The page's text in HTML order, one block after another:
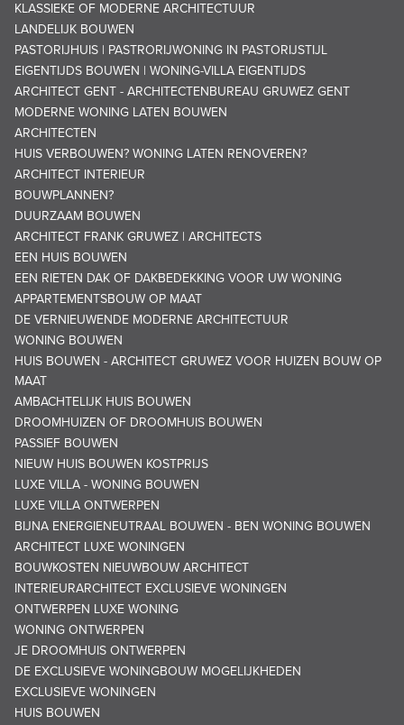
KLASSIEKE OF MODERNE ARCHITECTUUR
LANDELIJK BOUWEN
PASTORIJHUIS | PASTRORIJWONING IN PASTORIJSTIJL
EIGENTIJDS BOUWEN | WONING-VILLA EIGENTIJDS
ARCHITECT GENT - ARCHITECTENBUREAU GRUWEZ GENT
MODERNE WONING LATEN BOUWEN
ARCHITECTEN
HUIS VERBOUWEN? WONING LATEN RENOVEREN?
ARCHITECT INTERIEUR
BOUWPLANNEN?
DUURZAAM BOUWEN
ARCHITECT FRANK GRUWEZ | ARCHITECTS
EEN HUIS BOUWEN
EEN RIETEN DAK OF DAKBEDEKKING VOOR UW WONING
APPARTEMENTSBOUW OP MAAT
DE VERNIEUWENDE MODERNE ARCHITECTUUR
WONING BOUWEN
HUIS BOUWEN - ARCHITECT GRUWEZ VOOR HUIZEN BOUW OP
MAAT
AMBACHTELIJK HUIS BOUWEN
DROOMHUIZEN OF DROOMHUIS BOUWEN
PASSIEF BOUWEN
NIEUW HUIS BOUWEN KOSTPRIJS
LUXE VILLA - WONING BOUWEN
LUXE VILLA ONTWERPEN
BIJNA ENERGIENEUTRAAL BOUWEN - BEN WONING BOUWEN
ARCHITECT LUXE WONINGEN
BOUWKOSTEN NIEUWBOUW ARCHITECT
INTERIEURARCHITECT EXCLUSIEVE WONINGEN
ONTWERPEN LUXE WONING
WONING ONTWERPEN
JE DROOMHUIS ONTWERPEN
DE EXCLUSIEVE WONINGBOUW MOGELIJKHEDEN
EXCLUSIEVE WONINGEN
HUIS BOUWEN